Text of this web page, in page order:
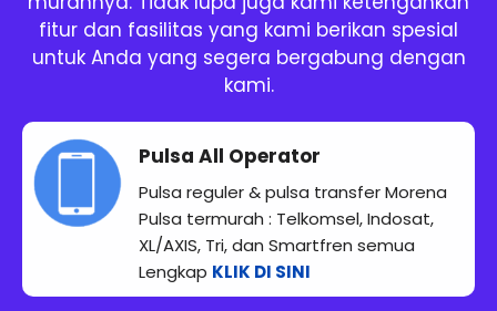
fitur dan fasilitas yang kami berikan spesial
untuk Anda yang segera bergabung dengan
kami.
Pulsa All Operator
Pulsa reguler & pulsa transfer Morena
Pulsa termurah : Telkomsel, Indosat,
XL/AXIS, Tri, dan Smartfren semua
Lengkap KLIK DI SINI